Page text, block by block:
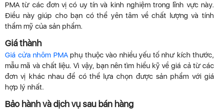
PMA từ các đơn vị có uy tín và kinh nghiệm trong lĩnh vực này.
Điều này giúp cho bạn có thể yên tâm về chất lượng và tính
thẩm mỹ của sản phẩm.
Giá thành
Giá cửa nhôm PMAphụ thuộc vào nhiều yếu tố như kích thước,
mẫu mã và chất liệu. Vì vậy, bạn nên tìm hiểu kỹ về giá cả từ các
đơn vị khác nhau để có thể lựa chọn được sản phẩm với giá
hợp lý nhất.
Bảo hành và dịch vụ sau bán hàng